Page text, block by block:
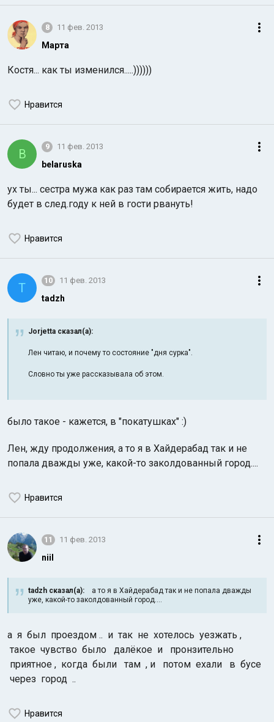
8 11 фев. 2013
Марта
Костя... как ты изменился.....))))))
Нравится
B 9 11 фев. 2013
belaruska
ух ты... сестра мужа как раз там собирается жить, надо
будет в след.году к ней в гости рвануть!
Нравится
T 10 11 фев. 2013
tadzh
Jorjetta сказал(а):
Лен читаю, и почему то состояние "дня сурка".
Словно ты уже рассказывала об этом.
было такое - кажется, в "покатушках" :)
Лен, жду продолжения, а то я в Хайдерабад так и не
попала дважды уже, какой-то заколдованный город....
Нравится
11 11 фев. 2013
niil
tadzh сказал(а): а то я в Хайдерабад так и не попала дважды
уже, какой-то заколдованный город....
а я был проездом .. и так не хотелось уезжать ,
такое чувство было далёкое и пронзительно
приятное , когда были там , и потом ехали в бусе
через город ..
Нравится